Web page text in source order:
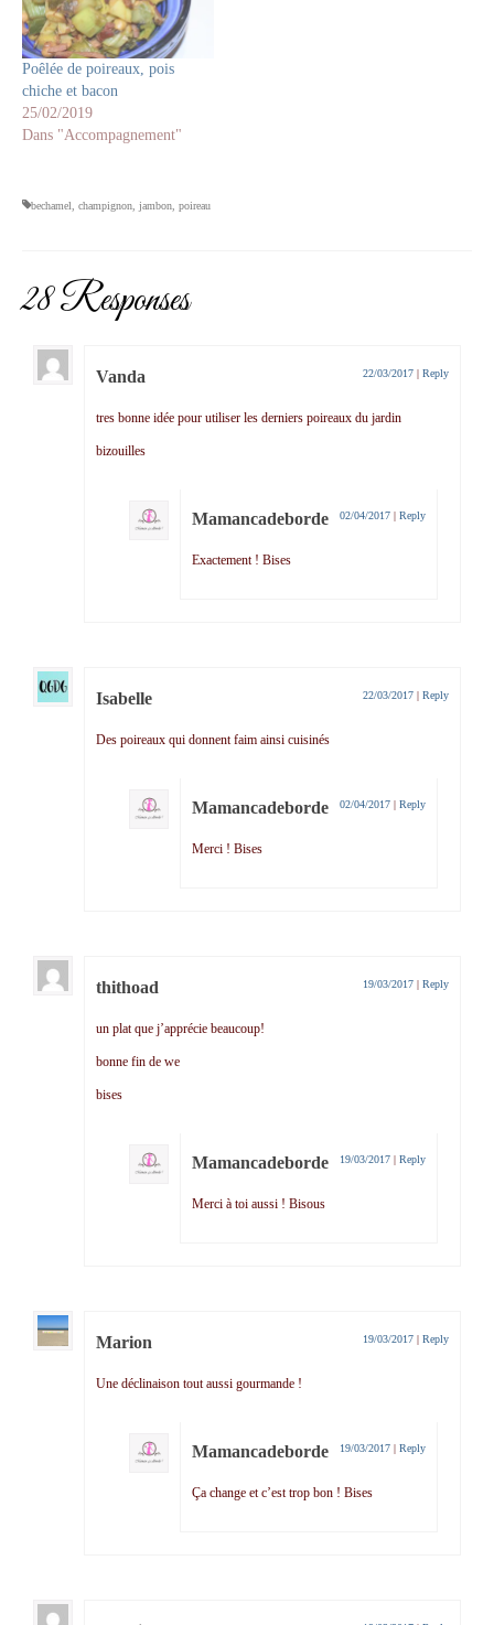
Poêlée de poireaux, pois
chiche et bacon
25/02/2019
Dans "Accompagnement"
bechamel, champignon, jambon, poireau
28 Responses
Vanda 22/03/2017 Reply
tres bonne idée pour utiliser les derniers poireaux du jardin
bizouilles
Mamancadeborde 02/04/2017 Reply
Exactement ! Bises
Isabelle 22/03/2017 Reply
Des poireaux qui donnent faim ainsi cuisinés
Mamancadeborde 02/04/2017 Reply
Merci ! Bises
thithoad 19/03/2017 Reply
un plat que j’apprécie beaucoup!
bonne fin de we
bises
Mamancadeborde 19/03/2017 Reply
Merci à toi aussi ! Bisous
Marion 19/03/2017 Reply
Une déclinaison tout aussi gourmande !
Mamancadeborde 19/03/2017 Reply
Ça change et c’est trop bon ! Bises